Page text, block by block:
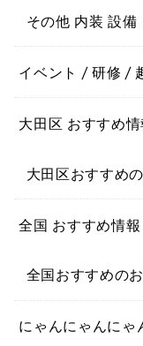
その他 内装 設備
イベント / 研修 /
大田区 おすすめ情
大田区おすすめ
全国 おすすめ情報
全国おすすめの
にゃんにゃんにゃ